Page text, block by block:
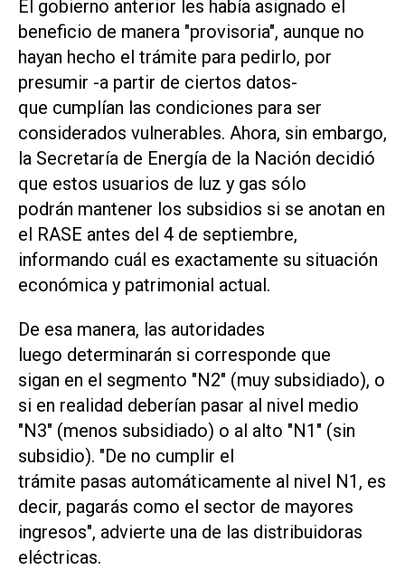
El gobierno anterior les había asignado el
beneficio de manera "provisoria", aunque no
hayan hecho el trámite para pedirlo, por
presumir -a partir de ciertos datos-
que cumplían las condiciones para ser
considerados vulnerables. Ahora, sin embargo,
la Secretaría de Energía de la Nación decidió
que estos usuarios de luz y gas sólo
podrán mantener los subsidios si se anotan en
el RASE antes del 4 de septiembre,
informando cuál es exactamente su situación
económica y patrimonial actual.
De esa manera, las autoridades
luego determinarán si corresponde que
sigan en el segmento "N2" (muy subsidiado), o
si en realidad deberían pasar al nivel medio
"N3" (menos subsidiado) o al alto "N1" (sin
subsidio). "De no cumplir el
trámite pasas automáticamente al nivel N1, es
decir, pagarás como el sector de mayores
ingresos", advierte una de las distribuidoras
eléctricas.